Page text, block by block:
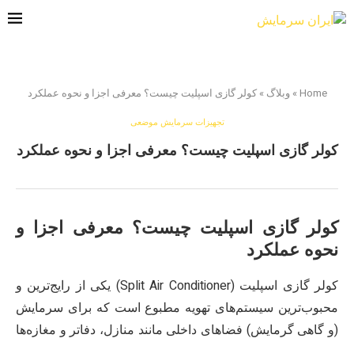
Home
»وبلاگ »کولر گازی اسپلیت چیست؟ معرفی اجزا و نحوه عملکرد
تجهیزات سرمایش موضعی
کولر گازی اسپلیت چیست؟ معرفی اجزا و نحوه عملکرد
کولر گازی اسپلیت چیست؟ معرفی اجزا و
نحوه عملکرد
کولر گازی اسپلیت (Split Air Conditioner) یکی از رایج‌ترین و
محبوب‌ترین سیستم‌های تهویه مطبوع است که برای سرمایش
(و گاهی گرمایش) فضاهای داخلی مانند منازل، دفاتر و مغازه‌ها